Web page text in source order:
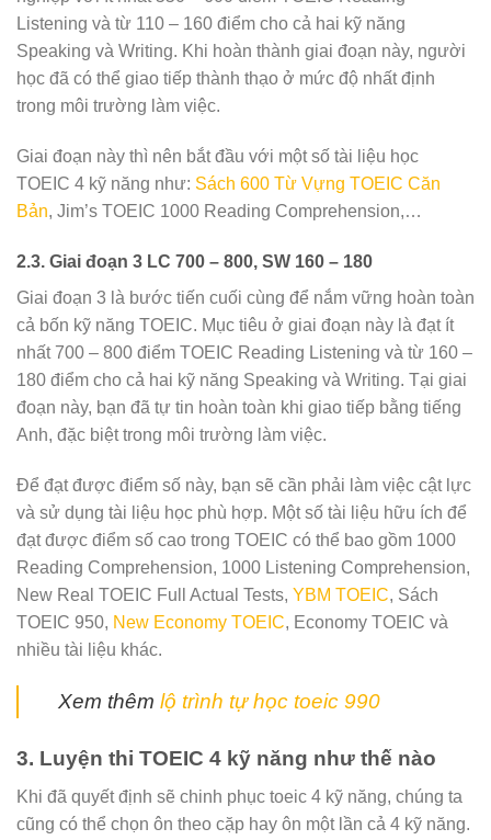
Listening và từ 110 – 160 điểm cho cả hai kỹ năng
Speaking và Writing. Khi hoàn thành giai đoạn này, người
học đã có thể giao tiếp thành thạo ở mức độ nhất định
trong môi trường làm việc.
Giai đoạn này thì nên bắt đầu với một số tài liệu học
TOEIC 4 kỹ năng như: Sách 600 Từ Vựng TOEIC Căn
Bản, Jim’s TOEIC 1000 Reading Comprehension,…
2.3. Giai đoạn 3 LC 700 – 800, SW 160 – 180
Giai đoạn 3 là bước tiến cuối cùng để nắm vững hoàn toàn
cả bốn kỹ năng TOEIC. Mục tiêu ở giai đoạn này là đạt ít
nhất 700 – 800 điểm TOEIC Reading Listening và từ 160 –
180 điểm cho cả hai kỹ năng Speaking và Writing. Tại giai
đoạn này, bạn đã tự tin hoàn toàn khi giao tiếp bằng tiếng
Anh, đặc biệt trong môi trường làm việc.
Để đạt được điểm số này, bạn sẽ cần phải làm việc cật lực
và sử dụng tài liệu học phù hợp. Một số tài liệu hữu ích để
đạt được điểm số cao trong TOEIC có thể bao gồm 1000
Reading Comprehension, 1000 Listening Comprehension,
New Real TOEIC Full Actual Tests, YBM TOEIC, Sách
TOEIC 950, New Economy TOEIC, Economy TOEIC và
nhiều tài liệu khác.
Xem thêm lộ trình tự học toeic 990
3. Luyện thi TOEIC 4 kỹ năng như thế nào
Khi đã quyết định sẽ chinh phục toeic 4 kỹ năng, chúng ta
cũng có thể chọn ôn theo cặp hay ôn một lần cả 4 kỹ năng.